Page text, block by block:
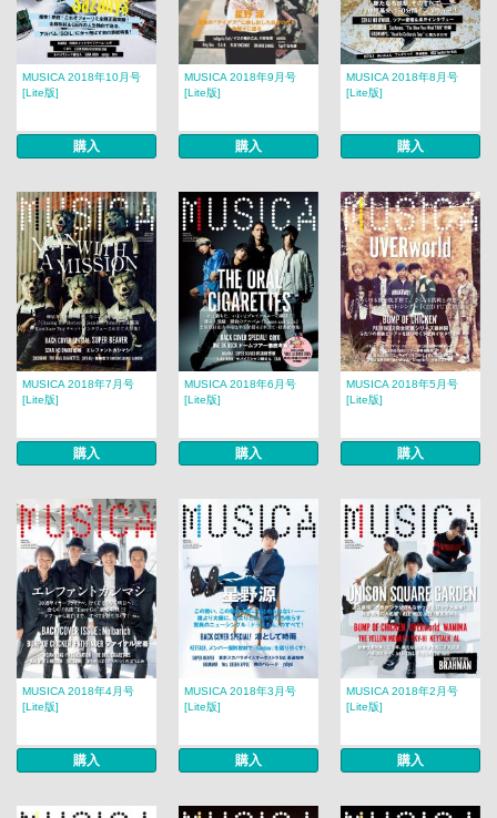
MUSICA 2018年10月号
[Lite版]
購入
MUSICA 2018年9月号
[Lite版]
購入
MUSICA 2018年8月号
[Lite版]
購入
MUSICA 2018年7月号
[Lite版]
購入
MUSICA 2018年6月号
[Lite版]
購入
MUSICA 2018年5月号
[Lite版]
購入
MUSICA 2018年4月号
[Lite版]
購入
MUSICA 2018年3月号
[Lite版]
購入
MUSICA 2018年2月号​​
[Lite版]
購入